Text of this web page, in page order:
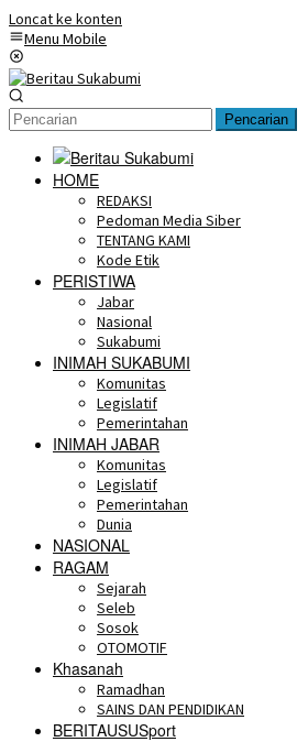
Loncat ke konten
Menu Mobile
Pencarian
HOME
REDAKSI
Pedoman Media Siber
TENTANG KAMI
Kode Etik
PERISTIWA
Jabar
Nasional
Sukabumi
INIMAH SUKABUMI
Komunitas
Legislatif
Pemerintahan
INIMAH JABAR
Komunitas
Legislatif
Pemerintahan
Dunia
NASIONAL
RAGAM
Sejarah
Seleb
Sosok
OTOMOTIF
Khasanah
Ramadhan
SAINS DAN PENDIDIKAN
BERITAUSUSport